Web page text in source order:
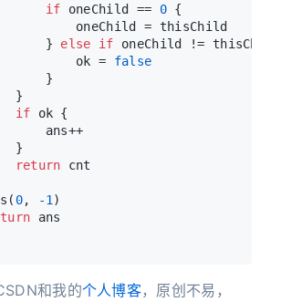
if oneChild == 0 {
oneChild = thisChild
}
else if oneChild !=
ok =
false
}
}
if ok {
ans++
}
return cnt
0, -1 )
ans
和我的个人博客，原创不易，